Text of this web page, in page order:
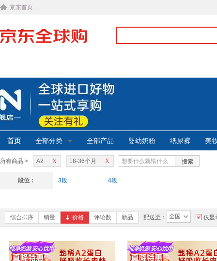
京东首页
首页 全部分类 全部产品 婴幼奶粉 纸尿裤 美
所有商品 > X
A2 X
18-36个月 搜索
段位： 3段 4段
综合排序 销量 价格 评论数 新品 配送至： 全国 仅显